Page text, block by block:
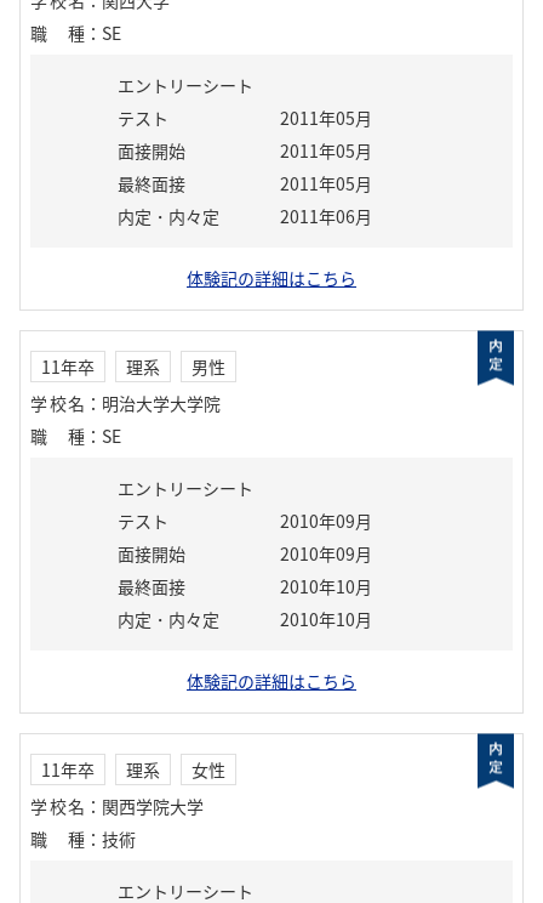
職種 ： SE
エントリーシート
テスト
2011年05月
面接開始
2011年05月
最終面接
2011年05月
内定・内々定
2011年06月
体験記の詳細はこちら
11年卒 理系
男性
学校名 ： 明治大学大学院
職種 ： SE
エントリーシート
テスト
2010年09月
面接開始
2010年09月
最終面接
2010年10月
内定・内々定
2010年10月
体験記の詳細はこちら
11年卒 理系
女性
学校名 ： 関西学院大学
職種 ： 技術
エントリーシート